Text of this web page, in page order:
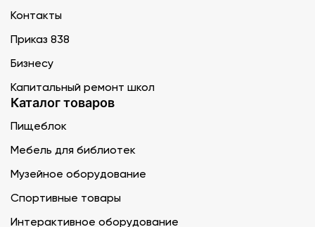
Контакты
Приказ 838
Бизнесу
Капитальный ремонт школ
Каталог товаров
Пищеблок
Мебель для библиотек
Музейное оборудование
Спортивные товары
Интерактивное оборудование